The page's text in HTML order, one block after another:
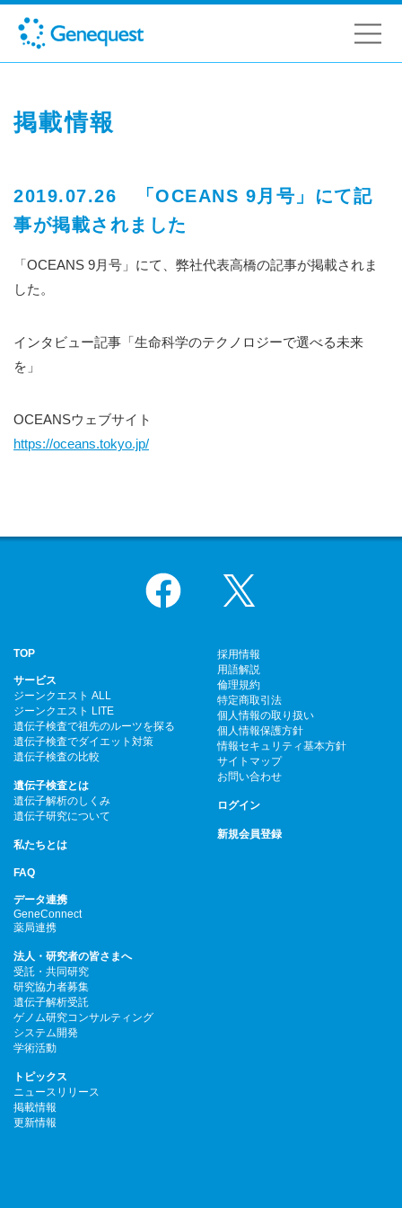
掲載情報
2019.07.26 「OCEANS 9月号」にて記
事が掲載されました
「OCEANS 9月号」にて、弊社代表高橋の記事が掲載されま
した。
インタビュー記事「生命科学のテクノロジーで選べる未来
を」
OCEANSウェブサイト
https://oceans.tokyo.jp/
Facebook
TOP
サービス
ジーンクエスト ALL
ジーンクエスト LITE
遺伝子検査で祖先のルーツを探る
遺伝子検査でダイエット対策
遺伝子検査の比較
遺伝子検査とは
遺伝子解析のしくみ
遺伝子研究について
私たちとは
FAQ
データ連携
GeneConnect
薬局連携
法人・研究者の皆さまへ
受託・共同研究
研究協力者募集
遺伝子解析受託
ゲノム研究コンサルティング
システム開発
学術活動
トピックス
ニュースリリース
掲載情報
更新情報
採用情報
用語解説
倫理規約
特定商取引法
個人情報の取り扱い
個人情報保護方針
情報セキュリティ基本方針
サイトマップ
お問い合わせ
ログイン
新規会員登録